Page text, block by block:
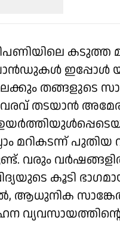
ഇപ്പോൾ
തങ്ങളുടെ
തടയാൻ
മറികടന്ന്
വരും
കൂടി
വ്യവസായത്തിന്റെ